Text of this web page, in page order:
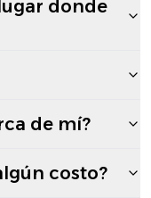
donde
de mí?
costo?